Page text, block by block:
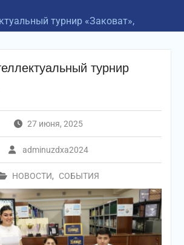
турнир «Заковат»,
турнир
27 июня, 2025
adminuzdxa2024
НОВОСТИ, СОБЫТИЯ